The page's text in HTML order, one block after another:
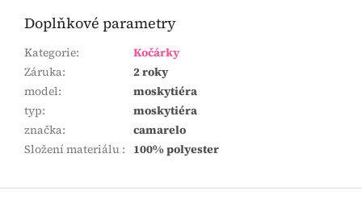
Doplňkové parametry
Kategorie:
Kočárky
Záruka:
2 roky
model:
moskytiéra
typ:
moskytiéra
značka:
camarelo
Složení materiálu : 100% polyester
Z